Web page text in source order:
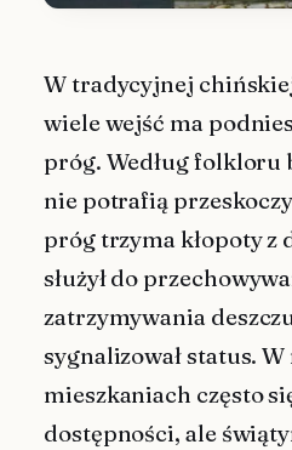
W tradycyjnej
wiele wejść ma
próg. Według folkloru
nie potrafią
próg trzyma kłopoty z
służył do
zatrzymywania
sygnalizował status.
mieszkaniach często
dostępności, ale